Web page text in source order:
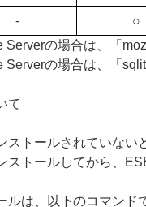
‐
○
の場合は、「
の場合は、「
て
ストールされていな
ストールしてから、
ルは、以下のコマンド